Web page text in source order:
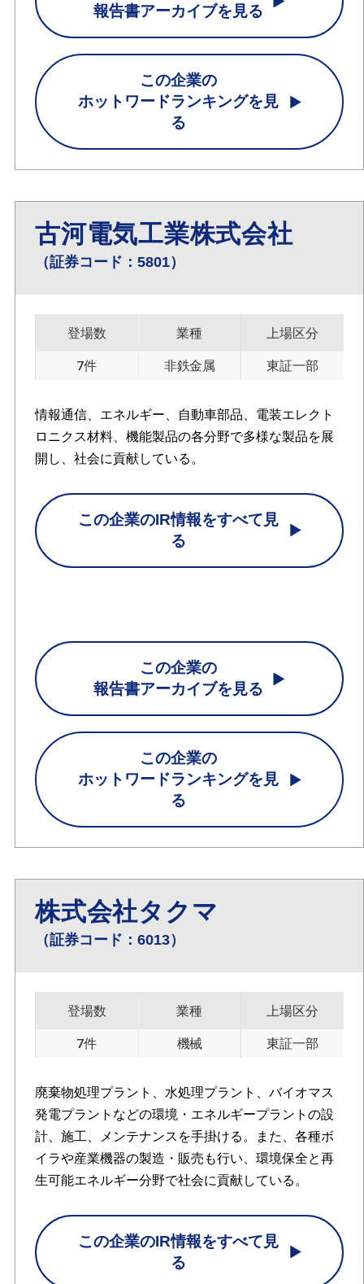
報告書アーカイブを見る
この企業の
ホットワードランキングを見
る
古河電気工業株式会社
（証券コード：5801）
登場数
7件
業種
非鉄金属
上場区分
東証一部
情報通信、エネルギー、自動車部品、電装エレクト
ロニクス材料、機能製品の各分野で多様な製品を展
開し、社会に貢献している。
この企業のIR情報をすべて見
る
この企業の
報告書アーカイブを見る
この企業の
ホットワードランキングを見
る
株式会社タクマ
（証券コード：6013）
登場数
7件
業種
機械
上場区分
東証一部
廃棄物処理プラント、水処理プラント、バイオマス
発電プラントなどの環境・エネルギープラントの設
計、施工、メンテナンスを手掛ける。また、各種ボ
イラや産業機器の製造・販売も行い、環境保全と再
生可能エネルギー分野で社会に貢献している。
この企業のIR情報をすべて見
る